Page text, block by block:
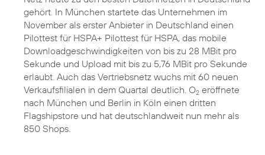
gehört. In München startete das Unternehmen im
November als erster Anbieter in Deutschland einen
Pilottest für HSPA+ Pilottest für HSPA, das mobile
Downloadgeschwindigkeiten von bis zu 28 MBit pro
Sekunde und Upload mit bis zu 5,76 MBit pro Sekunde
erlaubt. Auch das Vertriebsnetz wuchs mit 60 neuen
Verkaufsfilialen in dem Quartal deutlich. O2 eröffnete
nach München und Berlin in Köln einen dritten
Flagshipstore und hat deutschlandweit nun mehr als
850 Shops.